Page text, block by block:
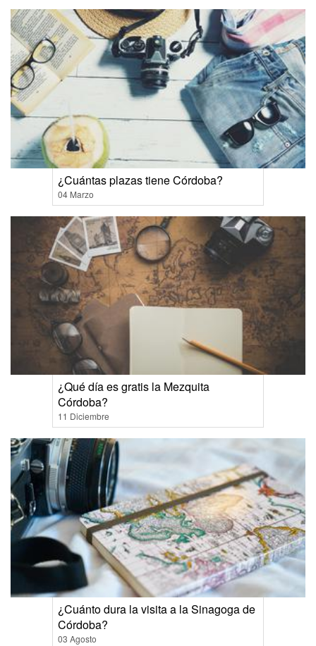
¿Cuántas plazas tiene Córdoba?
04 Marzo
¿Qué día es gratis la Mezquita
Córdoba?
11 Diciembre
¿Cuánto dura la visita a la Sinagoga de
Córdoba?
03 Agosto